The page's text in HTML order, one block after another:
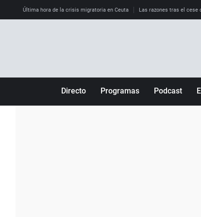
Última hora de la crisis migratoria en Ceuta Las razones tras el cese
Directo Programas Podcast